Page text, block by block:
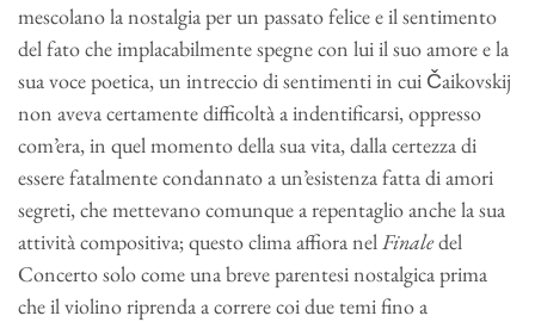
mescolano la nostalgia per un passato felice e il sentimento
del fato che implacabilmente spegne con lui il suo amore e la
sua voce poetica, un intreccio di sentimenti in cui Čaikovskij
non aveva certamente difficoltà a indentificarsi, oppresso
com’era, in quel momento della sua vita, dalla certezza di
essere fatalmente condannato a un’esistenza fatta di amori
segreti, che mettevano comunque a repentaglio anche la sua
attività compositiva; questo clima affiora nelFinaledel
Concerto solo come una breve parentesi nostalgica prima
che il violino riprenda a correre coi due temi fino a